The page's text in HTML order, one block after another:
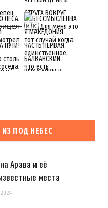
ПОД НЕБЕС
Арава и её
места